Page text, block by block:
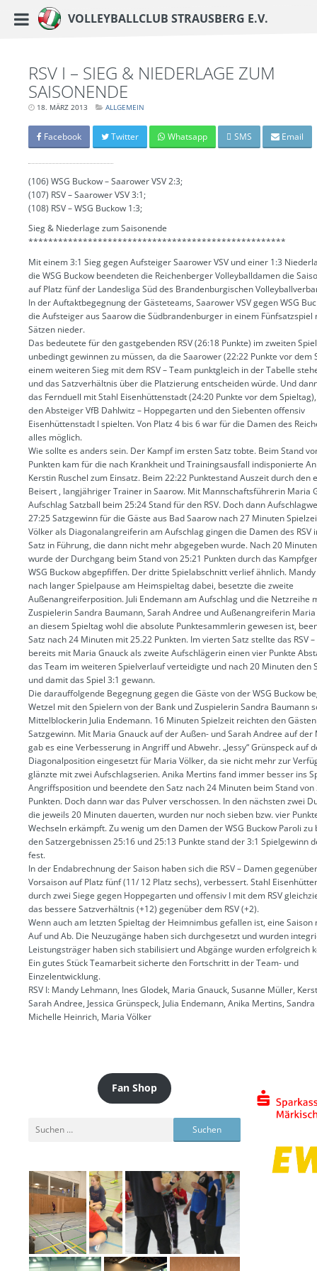
https://www.vc-strausberg.de/wp-content/themes/siehste/images/
Zum
Volleyballclub Strausberg e.V.
Haupt-Menü
RSV I – SIEG & NIEDERLAGE ZUM
SAISONENDE
18. MÄRZ 2013 LETZTE
15.
MÄRZ
2024
-
UHR
ALLGEMEIN
Facebook Twitter Whatsapp SMS Email
(106) WSG Buckow – Saarower VSV 2:3;
(107) RSV – Saarower VSV 3:1;
(108) RSV – WSG Buckow 1:3;
Sieg & Niederlage zum Saisonende
****************************************************
Mit einem 3:1 Sieg gegen Aufsteiger Saarower VSV und einer 1:3
die WSG Buckow beendeten die Reichenberger Volleyballdamen die
auf Platz fünf der Landesliga Süd des Brandenburgischen
In der Auftaktbegegnung der Gästeteams, Saarower VSV gegen WSG
die Aufsteiger aus Saarow die Südbrandenburger in einem Fünfsatzspiel
Sätzen nieder.
Das bedeutete für den gastgebenden RSV (26:18 Punkte) im zweiten
unbedingt gewinnen zu müssen, da die Saarower (22:22 Punkte vor dem
einem weiteren Sieg mit dem RSV – Team punktgleich in der Tabelle
und das Satzverhältnis über die Platzierung entscheiden würde. Und
das Fernduell mit Stahl Eisenhüttenstadt (24:20 Punkte vor dem
den Absteiger VfB Dahlwitz – Hoppegarten und den Siebenten offensiv
Eisenhüttenstadt I spielten. Von Platz 4 bis 6 war für die Damen des
alles möglich.
Wie sollte es anders sein. Der Kampf im ersten Satz tobte. Beim Stand
Punkten kam für die nach Krankheit und Trainingsausfall indisponierte
Kerstin Ruschel zum Einsatz. Beim 22:22 Punktestand Auszeit durch den
Beisert , langjähriger Trainer in Saarow. Mit Mannschaftsführerin Maria
Aufschlag Satzball beim 25:24 Stand für den RSV. Doch dann
27:25 Satzgewinn für die Gäste aus Bad Saarow nach 27 Minuten
Völker als Diagonalangreiferin am Aufschlag gingen die Damen des RSV
Satz in Führung, die dann nicht mehr abgegeben wurde. Nach 20
wurde der Durchgang beim Stand von 25:21 Punkten durch das
WSG Buckow abgepfiffen. Der dritte Spielabschnitt verlief ähnlich.
nach langer Spielpause am Heimspieltag dabei, besetzte die zweite
Außenangreiferposition. Juli Endemann am Aufschlag und die Netzreihe
Zuspielerin Sandra Baumann, Sarah Andree und Außenangreiferin Maria
an diesem Spieltag wohl die absolute Punktesammlerin gewesen ist,
Satz nach 24 Minuten mit 25.22 Punkten. Im vierten Satz stellte das RSV
bereits mit Maria Gnauck als zweite Aufschlägerin einen vier Punkte
das Team im weiteren Spielverlauf verteidigte und nach 20 Minuten den
und damit das Spiel 3:1 gewann.
Die darauffolgende Begegnung gegen die Gäste von der WSG Buckow
Wetzel mit den Spielern von der Bank und Zuspielerin Sandra Baumann
Mittelblockerin Julia Endemann. 16 Minuten Spielzeit reichten den
Satzgewinn. Mit Maria Gnauck auf der Außen- und Sarah Andree auf
gab es eine Verbesserung in Angriff und Abwehr. „Jessy“ Grünspeck auf
Diagonalposition eingesetzt für Maria Völker, da sie nicht mehr zur
glänzte mit zwei Aufschlagserien. Anika Mertins fand immer besser ins
Angriffsposition und beendete den Satz nach 24 Minuten beim Stand von
Punkten. Doch dann war das Pulver verschossen. In den nächsten zwei
die jeweils 20 Minuten dauerten, wurden nur noch sieben bzw. vier
Wechseln erkämpft. Zu wenig um den Damen der WSG Buckow Paroli zu
den Satzergebnissen 25:16 und 25:13 Punkte stand der 3:1 Spielgewinn
fest.
In der Endabrechnung der Saison haben sich die RSV – Damen
Vorsaison auf Platz fünf (11/ 12 Platz sechs), verbessert. Stahl
durch zwei Siege gegen Hoppegarten und offensiv I mit dem RSV
das bessere Satzverhältnis (+12) gegenüber dem RSV (+2).
Wenn auch am letzten Spieltag der Heimnimbus gefallen ist, eine Saison
Auf und Ab. Die Neuzugänge haben sich durchgesetzt und wurden
Leistungsträger haben sich stabilisiert und Abgänge wurden erfolgreich
Ein gutes Stück Teamarbeit sicherte den Fortschritt in der Team- und
Einzelentwicklung.
RSV I: Mandy Lehmann, Ines Glodek, Maria Gnauck, Susanne Müller,
Sarah Andree, Jessica Grünspeck, Julia Endemann, Anika Mertins,
Michelle Heinrich, Maria Völker
Fan Shop
Suchen